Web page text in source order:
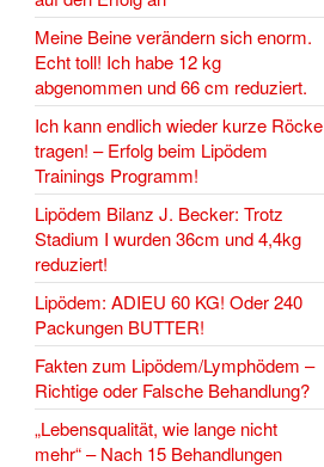
Meine Beine verändern sich enorm.
Echt toll! Ich habe 12 kg
abgenommen und 66 cm reduziert.
Ich kann endlich wieder kurze Röcke
tragen! – Erfolg beim Lipödem
Trainings Programm!
Lipödem Bilanz J. Becker: Trotz
Stadium I wurden 36cm und 4,4kg
reduziert!
Lipödem: ADIEU 60 KG! Oder 240
Packungen BUTTER!
Fakten zum Lipödem/Lymphödem –
Richtige oder Falsche Behandlung?
„Lebensqualität, wie lange nicht
mehr“ – Nach 15 Behandlungen